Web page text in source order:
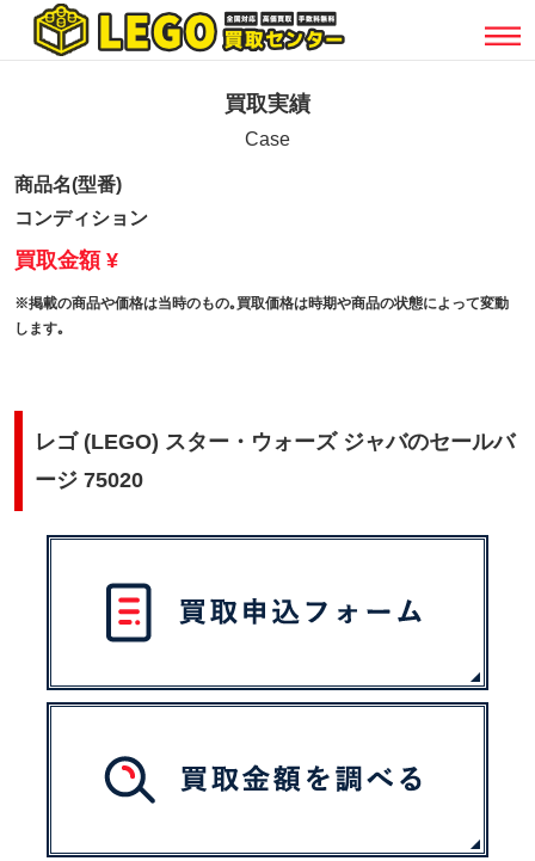
買取実績
Case
商品名(型番)
コンディション
買取金額 ¥
※掲載の商品や価格は当時のもの｡買取価格は時期や商品の状態によって変動
します｡
レゴ (LEGO) スター・ウォーズ ジャバのセールバ
ージ 75020